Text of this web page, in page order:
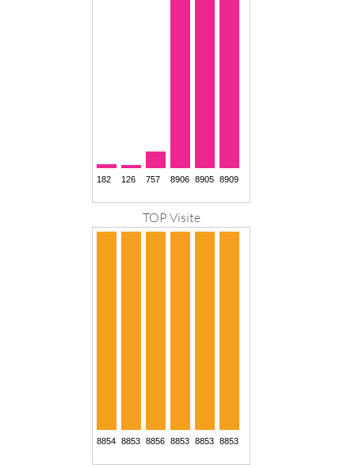
TOP Visite